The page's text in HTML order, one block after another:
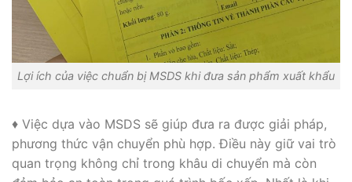
Lợi ích của việc chuẩn bị MSDS khi đưa sản phẩm xuất khẩu
♦ Việc dựa vào MSDS sẽ giúp đưa ra được giải pháp,
phương thức vận chuyển phù hợp. Điều này giữ vai trò
quan trọng không chỉ trong khâu di chuyển mà còn